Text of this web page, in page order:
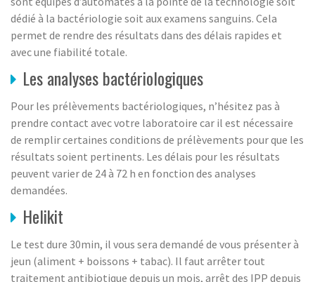
dédié à la bactériologie soit aux examens sanguins. Cela
permet de rendre des résultats dans des délais rapides et
avec une fiabilité totale.
Les analyses bactériologiques
Pour les prélèvements bactériologiques, n’hésitez pas à
prendre contact avec votre laboratoire car il est nécessaire
de remplir certaines conditions de prélèvements pour que les
résultats soient pertinents. Les délais pour les résultats
peuvent varier de 24 à 72 h en fonction des analyses
demandées.
Helikit
Le test dure 30min, il vous sera demandé de vous présenter à
jeun (aliment + boissons + tabac). Il faut arrêter tout
traitement antibiotique depuis un mois, arrêt des IPP depuis